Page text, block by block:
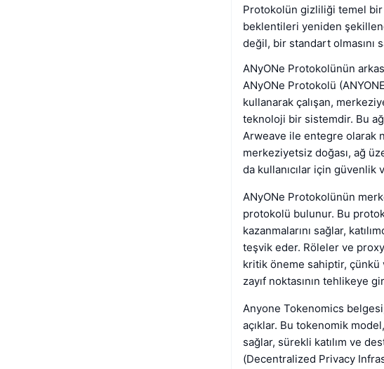
Protokolün gizliliği temel bir
beklentileri yeniden
değil, bir standart olmasını
ANyONe Protokolünün
ANyONe Protokolü
kullanarak çalışan,
teknoloji bir sistemdir. Bu
Arweave ile entegre olarak
merkeziyetsiz doğası, ağ
da kullanıcılar için güvenlik
ANyONe Protokolünün
protokolü bulunur. Bu
kazanmalarını sağlar,
teşvik eder. Röleler ve
kritik öneme sahiptir, çünkü
zayıf noktasının tehlikeye
Anyone Tokenomics
açıklar. Bu tokenomik
sağlar, sürekli katılım ve
(Decentralized Privacy